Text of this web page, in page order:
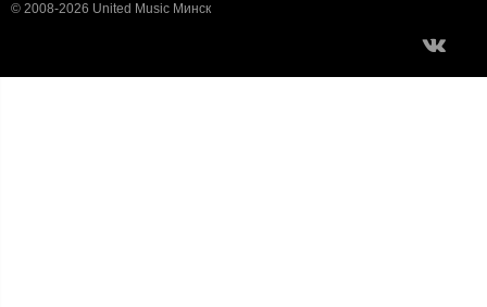
© 2008-2026 United Music Минск